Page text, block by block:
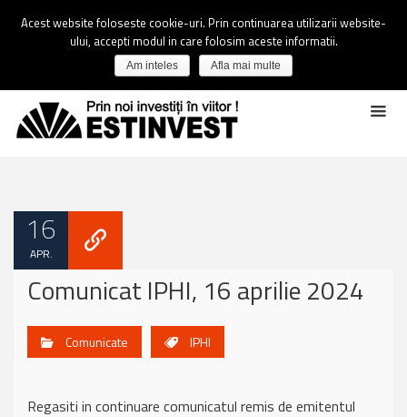
16
APR.
Comunicat IPHI, 16 aprilie 2024
Comunicate IPHI
Regasiti in continuare comunicatul remis de emitentul
Acest website foloseste cookie-uri. Prin continuarea utilizarii website-
ului, accepti modul in care folosim aceste informatii.
Am inteles Afla mai multe